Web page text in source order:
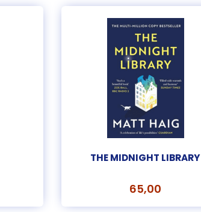
THE MIDNIGHT LIBRARY
65,00